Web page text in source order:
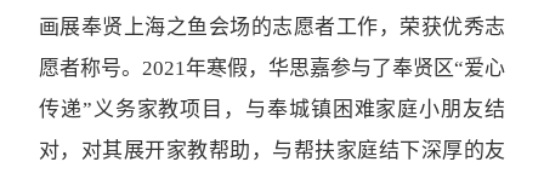
画展奉贤上海之鱼会场的志愿者工作，荣获优秀志
愿者称号。2021年寒假，华思嘉参与了奉贤区“爱心
传递”义务家教项目，与奉城镇困难家庭小朋友结
对，对其展开家教帮助，与帮扶家庭结下深厚的友